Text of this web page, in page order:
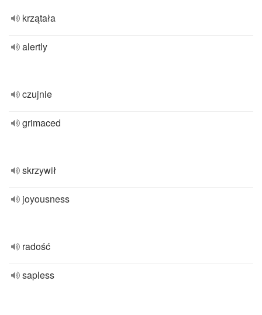
krzątała
alertly
czujnie
grimaced
skrzywił
joyousness
radość
sapless